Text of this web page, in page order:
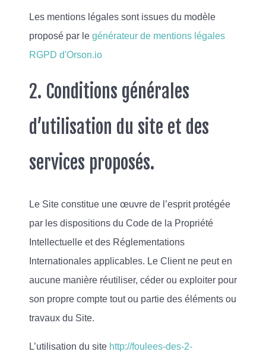
Les mentions légales sont issues du modèle
proposé par le générateur de mentions légales
RGPD d'Orson.io
2. Conditions générales
d’utilisation du site et des
services proposés.
Le Site constitue une œuvre de l’esprit protégée
par les dispositions du Code de la Propriété
Intellectuelle et des Réglementations
Internationales applicables. Le Client ne peut en
aucune manière réutiliser, céder ou exploiter pour
son propre compte tout ou partie des éléments ou
travaux du Site.
L’utilisation du site http://foulees-des-2-